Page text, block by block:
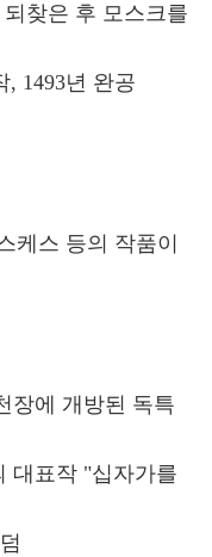
찾은 후 모스크를
, 1493년 완공
케스 등의 작품이
장에 개방된 독특
대표작 "십자가를